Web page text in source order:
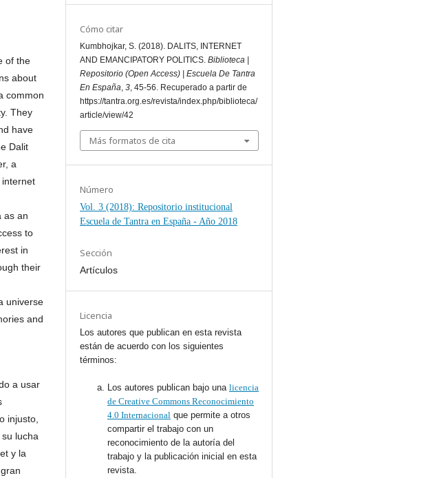
of the
about
common
They
have
Dalit
a
internet
as an
to
in
their
universe
and
a usar
injusto,
lucha
y la
Cómo citar
Kumbhojkar, S. (2018). DALITS, INTERNET
AND EMANCIPATORY POLITICS. Biblioteca |
Repositorio (Open Access) | Escuela De Tantra
En España, 3, 45-56. Recuperado a partir de
https://tantra.org.es/revista/index.php/biblioteca/
article/view/42
Más formatos de cita
Número
Vol. 3 (2018): Repositorio institucional
Escuela de Tantra en España - Año 2018
Sección
Artículos
Licencia
Los autores que publican en esta revista
están de acuerdo con los siguientes
términos:
Los autores publican bajo una licencia
de Creative Commons Reconocimiento
4.0 Internacional que permite a otros
compartir el trabajo con un
reconocimiento de la autoría del
trabajo y la publicación inicial en esta
revista.